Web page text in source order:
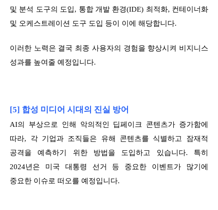
및 분석 도구의 도입, 통합 개발 환경(IDE) 최적화, 컨테이너화
및 오케스트레이션 도구 도입 등이 이에 해당합니다.
이러한 노력은 결국 최종 사용자의 경험을 향상시켜 비지니스
성과를 높여줄 예정입니다.
[5] 합성 미디어 시대의 진실 방어
AI의 부상으로 인해 악의적인 딥페이크 콘텐츠가 증가함에
따라, 각 기업과 조직들은 유해 콘텐츠를 식별하고 잠재적
공격을 예측하기 위한 방법을 도입하고 있습니다. 특히
2024년은 미국 대통령 선거 등 중요한 이벤트가 많기에
중요한 이슈로 떠오를 예정입니다.